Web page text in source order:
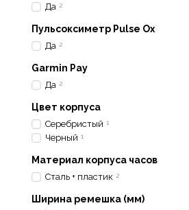
Да 2
Пульсоксиметр Pulse Ox
Да 2
Garmin Pay
Да 2
Цвет корпуса
Серебристый 1
Черный 1
Материал корпуса часов
Сталь + пластик 2
Ширина ремешка (мм)